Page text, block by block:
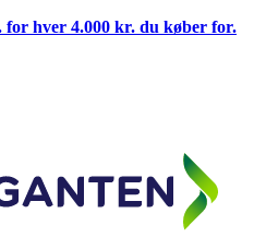
hver 4.000 kr. du køber for.